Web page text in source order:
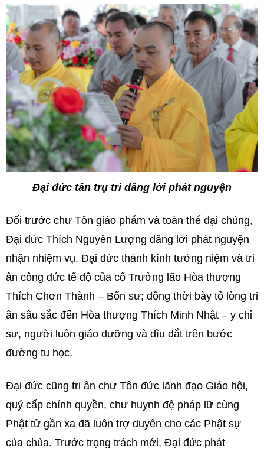
Đại đức tân trụ trì dâng lời phát nguyện
Đối trước chư Tôn giáo phẩm và toàn thể đại chúng,
Đại đức Thích Nguyên Lượng dâng lời phát nguyện
nhận nhiệm vụ. Đại đức thành kính tưởng niệm và tri
ân công đức tế độ của cố Trưởng lão Hòa thượng
Thích Chơn Thành – Bổn sư; đồng thời bày tỏ lòng tri
ân sâu sắc đến Hòa thượng Thích Minh Nhật – y chỉ
sư, người luôn giáo dưỡng và dìu dắt trên bước
đường tu học.
Đại đức cũng tri ân chư Tôn đức lãnh đạo Giáo hội,
quý cấp chính quyền, chư huynh đệ pháp lữ cùng
Phật tử gần xa đã luôn trợ duyên cho các Phật sự
của chùa. Trước trọng trách mới, Đại đức phát